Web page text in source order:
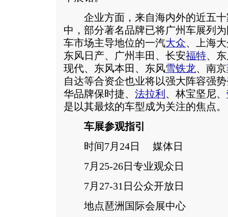
企业方面，来自海内外的近五十
中，部分著名品牌已将广州车展列
车市场主导地位的一汽大众、上海
东风日产、广州丰田、长安福特、
现代、东风本田、东风雪铁龙、南京
自达等合资企也业将以强大阵容强
华品牌保时捷、 法拉利 、林宝坚尼、
是以其最炫的车型成为关注的焦点。
车展参观指引
时间7月24日 媒体日
7月25-26日专业观众日
7月27-31日公众开放日
地点琶洲国际会展中心